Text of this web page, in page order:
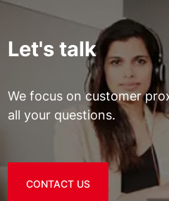
Let's talk
We focus on customer
all your questions.
CONTACT US